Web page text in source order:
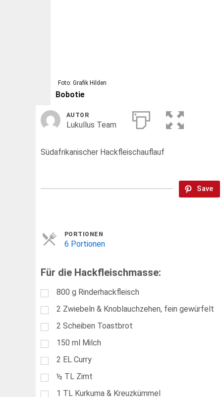
Foto: Grafik Hilden
Bobotie
AUTOR
Lukullus Team
Südafrikanischer Hackfleischauflauf
Save
PORTIONEN
6 Portionen
Für die Hackfleischmasse:
800 g Rinderhackfleisch
2 Zwiebeln & Knoblauchzehen, fein gewürfelt
2 Scheiben Toastbrot
150 ml
Milch
2 EL Curry
½ TL Zimt
1 TL Kurkuma & Kreuzkümmel